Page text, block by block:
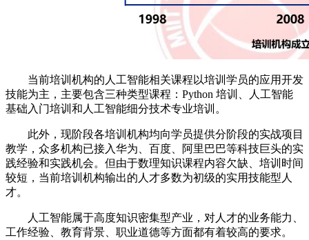
当前培训机构的人工智能相关课程以培训学员的应用开发
技能为主，主要包含三种类型课程：Python 培训、人工智能
基础入门培训和人工智能细分技术专业培训。
此外，现阶段各培训机构均向学员提供分阶段的实战项目
教学，众多机构已接入华为、百度、阿里巴巴等科技巨头的实
践经验和实践机会。但由于数理知识课程内容欠缺、培训时间
较短，当前培训机构输出的人才多数为初级的实用技能型人
才。
人工智能属于高度知识密集型产业，对人才的业务能力、
工作经验、教育背景、职业道德等方面都有着较高的要求。